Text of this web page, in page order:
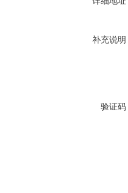
补充说明
验证码